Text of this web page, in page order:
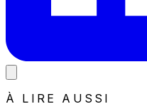
À LIRE AUSSI